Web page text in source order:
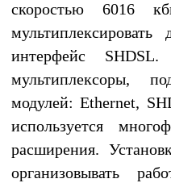
скоростью 6016
интерфейс
мультиплексоры,
модулей: Ethernet,
используется
расширения.
организовывать